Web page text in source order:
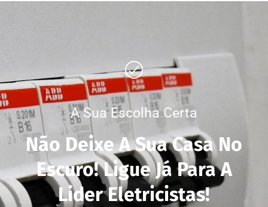
A Sua Escolha Certa
Não Deixe A Sua Casa No
Escuro! Ligue Já Para A
Lider Eletricistas!